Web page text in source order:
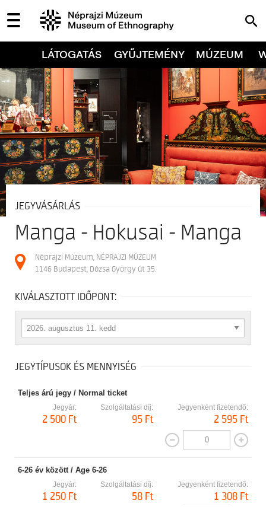
LÁTOGATÁS GYŰJTEMÉNY MÚZEUM
JEGYVÁSÁRLÁS
Manga - Hokusai - Manga
Néprajzi Múzeum, NÉPRAJZI MÚZEUM
1146 Budapest, Dózsa György út 35.
KIVÁLASZTOTT IDŐPONT:
JEGYTÍPUSOK ÉS MENNYISÉG
Teljes árú jegy / Normal ticket
Jegyár:
2 500 Ft
Szolgáltatási díj:
95 Ft
Jegyenként fizetendő:
2 595 Ft
6-26 év között / Age 6-26
Jegyár:
1 250 Ft
Szolgáltatási díj:
58 Ft
Jegyenként fizetendő:
1 308 Ft